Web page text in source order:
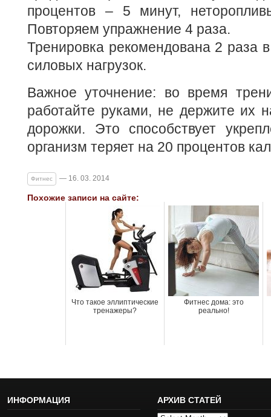
процентов – 5 минут,
Повторяем упражнение 4 раза.
Тренировка рекомендована 2 раза
силовых нагрузок.
Важное уточнение: во время
работайте руками, не держите их
дорожки. Это способствует
организм теряет на 20 процентов
Фитнес — 16. 03. 2014
Похожие записи на сайте:
Что такое эллиптические
тренажеры?
Фитнес дома: это
реально!
ИНФОРМАЦИЯ АРХИВ СТАТЕЙ